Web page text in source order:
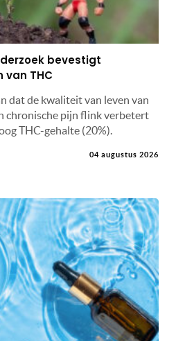
bevestigt
THC
dat de kwaliteit van leven van
chronische pijn flink verbetert
THC-gehalte (20%).
04 augustus 2026